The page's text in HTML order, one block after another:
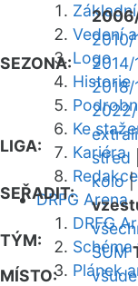
Vedení
Logo
Historie
Ke
Kariéra
DRFG Arena
DRFG
Plánek
SEZONA:
2010/
2014/
2018/
LIGA:
střed
SEŘADIT:
kolo|
TÝM:
SUM
MÍSTO:
všude